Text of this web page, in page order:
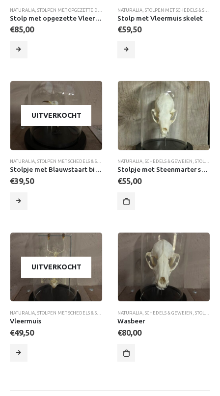
NATURALIA STOLPEN MET OPGEZETTE DIEREN STOLPEN MET SCHEDELS & SKELETTEN,UNIEKE
Stolp met opgezette Vleermuis en Vleermuis skelet
€85,00
NATURALIA STOLPEN MET SCHEDELS & SKELETTEN
Stolp met Vleermuis skelet
€59,50
UITVERKOCHT
NATURALIA, STOLPEN MET SCHEDELS & SKELETTEN
Stolpje met Blauwstaart bijeneter skelet
€39,50
NATURALIA, SCHEDELS & GEWEIEN , STOLPEN MET SCHEDELS
Stolpje met Steenmarter schedel
€55,00
UITVERKOCHT
NATURALIA, STOLPEN MET SCHEDELS & SKELETTEN
Vleermuis
€49,50
NATURALIA, SCHEDELS & GEWEIEN, STOLPEN MET SCHEDELS
Wasbeer
€80,00